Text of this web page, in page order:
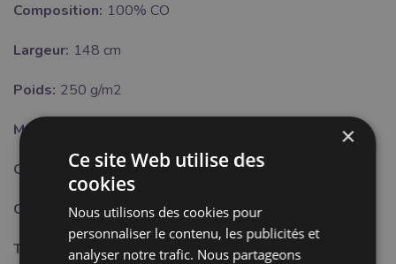
Composition: 100% CO
Largeur: 148 cm
Poids: 250 g/m2
Motif:
Certifikat: OEKO-TEX Standard 100 class I.
Couleur: rose
Traitement:
×
Ce site Web utilise des
cookies
Nous utilisons des cookies pour
personnaliser le contenu, les publicités et
analyser notre trafic. Nous partageons